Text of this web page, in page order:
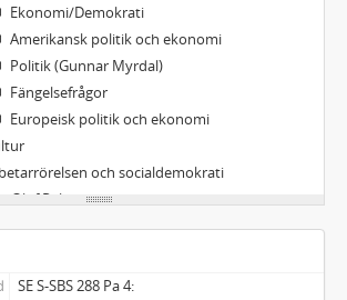
Ekonomi/Demokrati
Amerikansk politik och ekonomi
Politik (Gunnar Myrdal)
Fängelsefrågor
Europeisk politik och ekonomi
och socialdemokrati
Olof Palme
Palme
SE S-SBS 288 Pa 4: